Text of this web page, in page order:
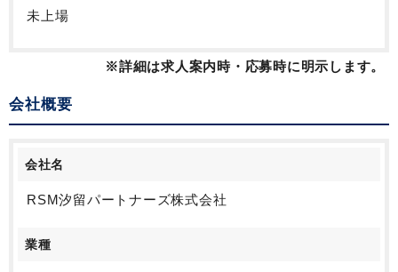
未上場
※詳細は求人案内時・応募時に明示します。
会社概要
会社名
RSM汐留パートナーズ株式会社
業種